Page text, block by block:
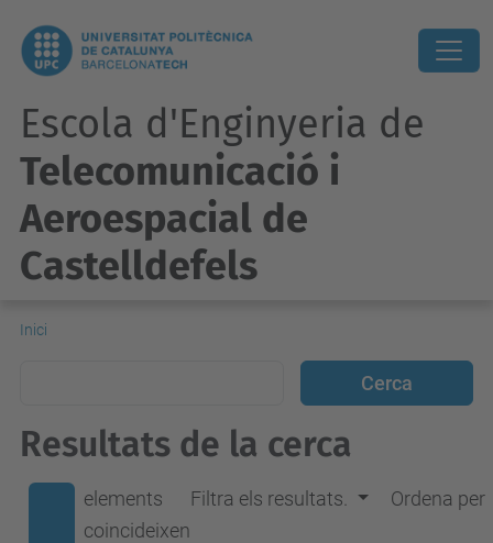
Escola d'Enginyeria de
Telecomunicació i
Aeroespacial de
Castelldefels
Inici
Resultats de la cerca
elements
coincideixen
Filtra els resultats. Ordena per